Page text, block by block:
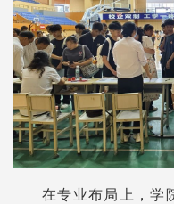
在专业布局上，学